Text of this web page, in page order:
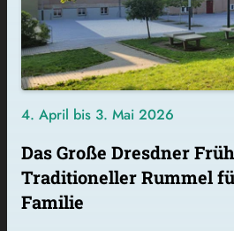
4. April bis 3. Mai 2026
Das Große Dresdner
Traditioneller Rummel
Familie